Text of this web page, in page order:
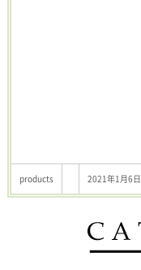
products 2021年1月6日